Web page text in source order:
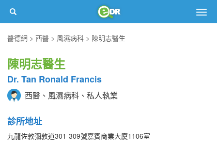
醫德網
西醫 風濕病科 陳明志醫生
陳明志醫生
Dr. Tan Ronald Francis
西醫、風濕病科、私人執業
診所地址
九龍佐敦彌敦道301-309號嘉賓商業大廈1106室